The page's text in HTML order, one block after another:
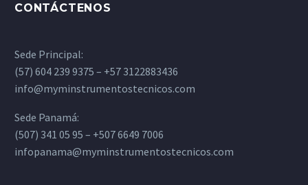
CONTÁCTENOS
Sede Principal:
(57) 604 239 9375 – +57 3122883436
info@myminstrumentostecnicos.com
Sede Panamá:
(507) 341 05 95 – +507 6649 7006
infopanama@myminstrumentostecnicos.com